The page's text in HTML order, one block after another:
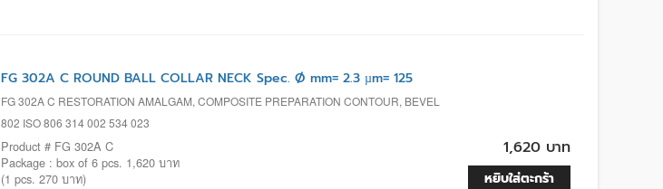
FG 302A C ROUND BALL COLLAR NECK Spec. Ø mm= 2.3 µm= 125
FG 302A C RESTORATION AMALGAM, COMPOSITE PREPARATION CONTOUR, BEVEL
802 ISO 806 314 002 534 023
Product # FG 302A C
Package : box of 6 pcs. 1,620 บาท
(1 pcs. 270 บาท)
1,620 บาท
หยิบใส่ตะกร้า